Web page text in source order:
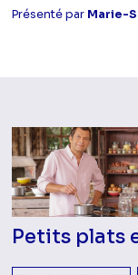
Présenté par Marie-
Petits plats